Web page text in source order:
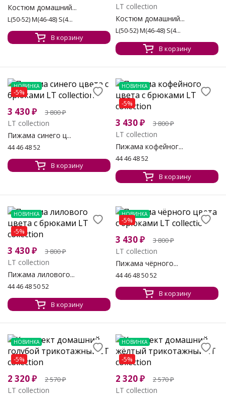
Костюм домашний...
L(50-52) M(46-48) S(4...
В корзину
LT collection
Костюм домашний...
L(50-52) M(46-48) S(4...
В корзину
НОВИНКА
-5%
3 430₽ 3 800₽
LT collection
Пижама синего ц...
44 46 48 52
В корзину
НОВИНКА
-5%
3 430₽ 3 800₽
LT collection
Пижама кофейног...
44 46 48 52
В корзину
НОВИНКА
-5%
3 430₽ 3 800₽
LT collection
Пижама лилового...
44 46 48 50 52
В корзину
НОВИНКА
-5%
3 430₽ 3 800₽
LT collection
Пижама чёрного...
44 46 48 50 52
В корзину
НОВИНКА
-5%
2 320₽ 2 570₽
LT collection
НОВИНКА
-5%
2 320₽ 2 570₽
LT collection